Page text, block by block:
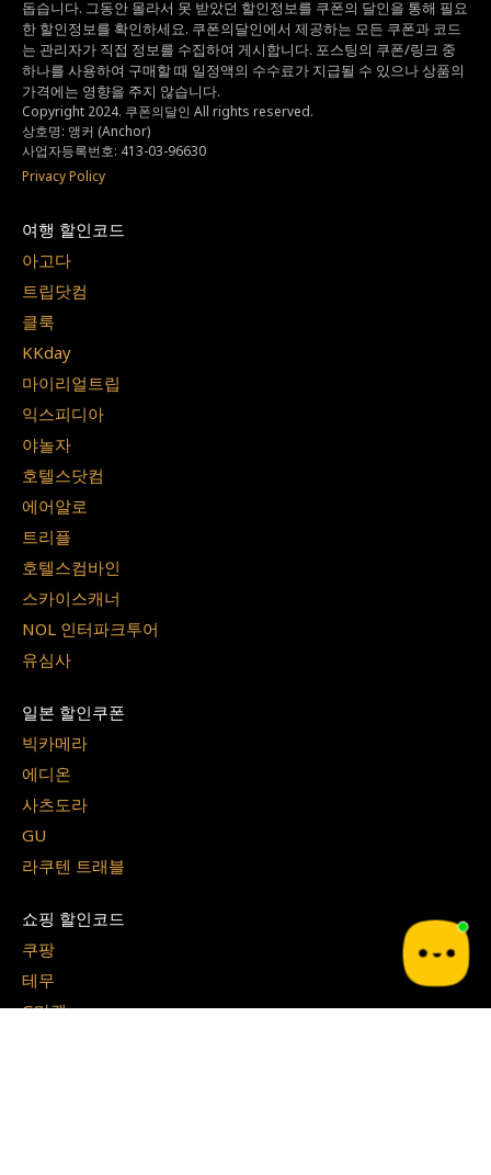
돕습니다. 그동안 몰라서 못 받았던 할인정보를 쿠폰의 달인을 통해 필요
한 할인정보를 확인하세요. 쿠폰의달인에서 제공하는 모든 쿠폰과 코드
는 관리자가 직접 정보를 수집하여 게시합니다. 포스팅의 쿠폰/링크 중
하나를 사용하여 구매할 때 일정액의 수수료가 지급될 수 있으나상품의
가격에는 영향을 주지 않습니다.
Copyright 2024. 쿠폰의달인 All rights reserved.
상호명: 앵커 (Anchor)
사업자등록번호: 413-03-96630
Privacy Policy
여행 할인코드
아고다
트립닷컴
클룩
KKday
마이리얼트립
익스피디아
야놀자
호텔스닷컴
에어알로
트리플
호텔스컴바인
스카이스캐너
NOL 인터파크투어
유심사
일본 할인쿠폰
빅카메라
에디온
사츠도라
GU
라쿠텐 트래블
쇼핑 할인코드
쿠팡
테무
G마켓